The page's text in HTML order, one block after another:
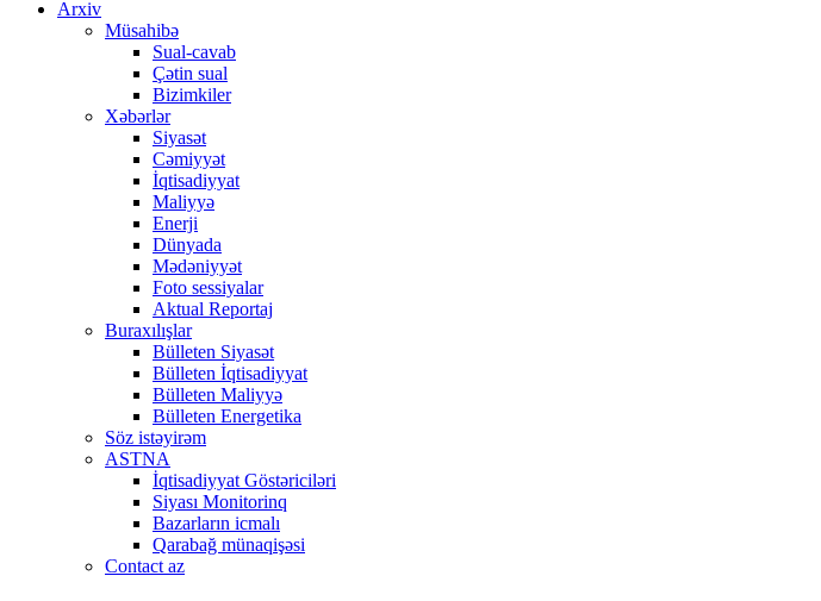
Arxiv
Müsahibə
Sual-cavab
Çətin sual
Bizimkiler
Xəbərlər
Siyasət
Cəmiyyət
İqtisadiyyat
Maliyyə
Enerji
Dünyada
Mədəniyyət
Foto sessiyalar
Aktual Reportaj
Buraxılışlar
Bülleten Siyasət
Bülleten İqtisadiyyat
Bülleten Maliyyə
Bülleten Energetika
Söz istəyirəm
ASTNA
İqtisadiyyat Göstəriciləri
Siyası Monitorinq
Bazarların icmalı
Qarabağ münaqişəsi
Contact az